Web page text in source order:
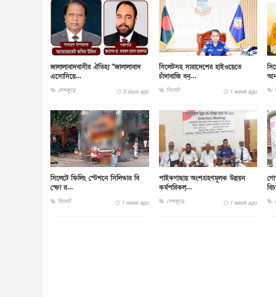
জালালাবাদবাসীর ঐতিহ্য "জালালাবাদ
এসোসিয়ে...
দেশজুড়ে 5 days ago
সিলেটসহ সারাদেশের হাইওয়েতে
চাঁদাবাজি বন্...
সিলেট 1 week ago
সিলেটে ফিলিং স্টেশনে সিলিন্ডার বি
স্ফো র...
সিলেট 1 week ago
পাইকগাছায় অংশগ্রহণমূলক উন্নয়ন
কর্মপরিকল্...
দেশজুড়ে 1 week ago